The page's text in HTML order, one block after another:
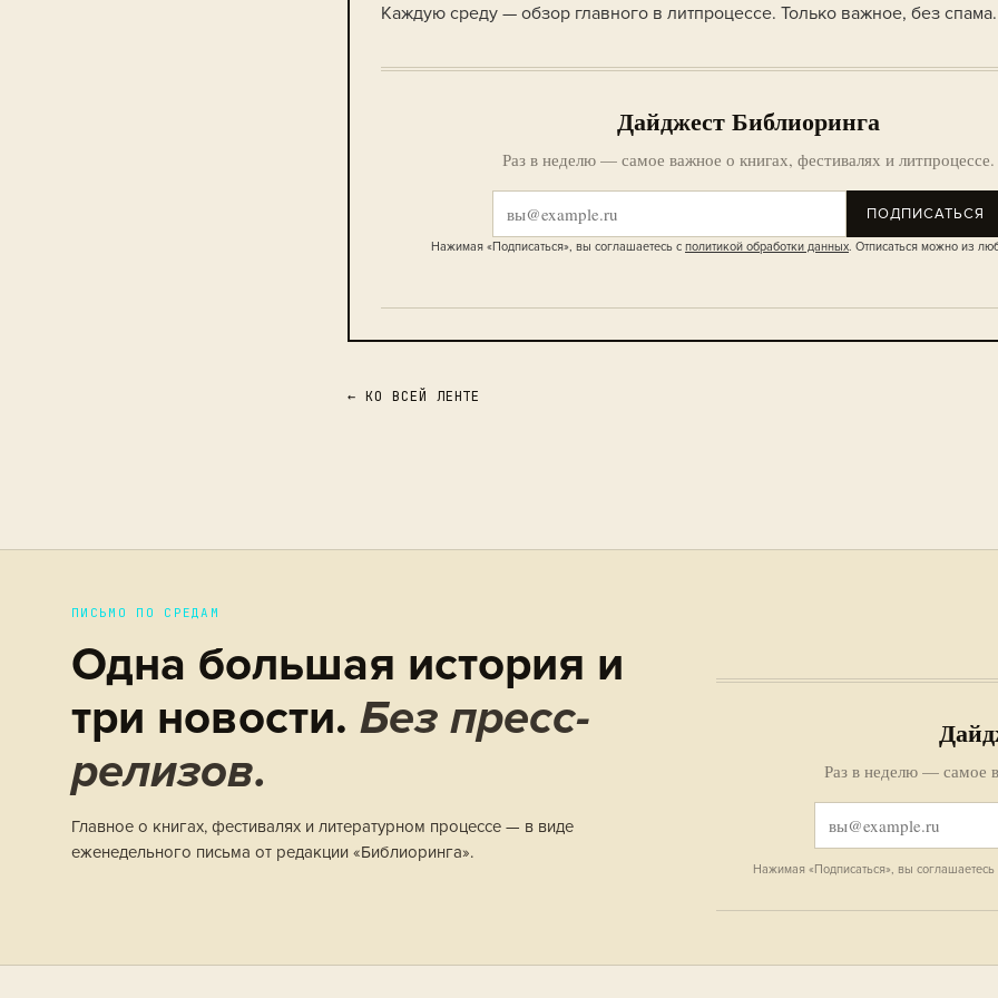
Каждую среду — обзор главного в литпроцессе. Только важное, без спама.
Дайджест Библиоринга
Раз в неделю — самое важное о книгах, фестивалях и литпроцессе.
ПОДПИСАТЬСЯ
Нажимая «Подписаться», вы соглашаетесь с политикой обработки данных. Отписаться можно из
← КО ВСЕЙ ЛЕНТЕ
ПИСЬМО ПО СРЕДАМ
Одна большая история и
три новости. Без пресс-
релизов.
Главное о книгах, фестивалях и литературном процессе — в виде
еженедельного письма от редакции «Библиоринга».
Раз в неделю — самое
Нажимая «Подписаться», вы соглашаетесь